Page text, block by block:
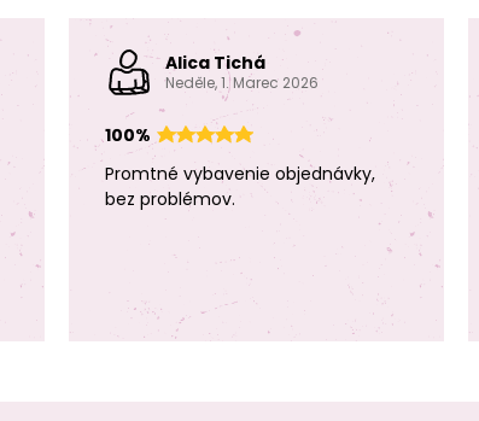
Alica Tichá
Neděle, 1. Marec 2026
100%
Promtné vybavenie objednávky,
bez problémov.